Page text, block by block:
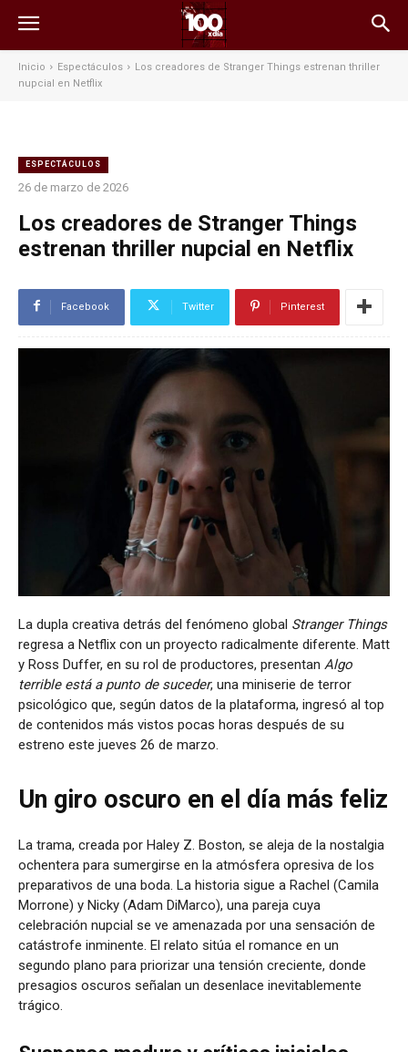
Inicio Espectáculos
Los creadores de Stranger Things estrenan thriller
nupcial en Netflix
ESPECTÁCULOS
26 de marzo de 2026
Los creadores de Stranger Things
estrenan thriller nupcial en Netflix
Facebook Twitter Pinterest
La dupla creativa detrás del fenómeno global Stranger Things
regresa a Netflix con un proyecto radicalmente diferente. Matt
y Ross Duffer, en su rol de productores, presentan Algo
terrible está a punto de suceder, una miniserie de terror
psicológico que, según datos de la plataforma, ingresó al top
de contenidos más vistos pocas horas después de su
estreno este jueves 26 de marzo.
Un giro oscuro en el día más feliz
La trama, creada por Haley Z. Boston, se aleja de la nostalgia
ochentera para sumergirse en la atmósfera opresiva de los
preparativos de una boda. La historia sigue a Rachel (Camila
Morrone) y Nicky (Adam DiMarco), una pareja cuya
celebración nupcial se ve amenazada por una sensación de
catástrofe inminente. El relato sitúa el romance en un
segundo plano para priorizar una tensión creciente, donde
presagios oscuros señalan un desenlace inevitablemente
trágico.